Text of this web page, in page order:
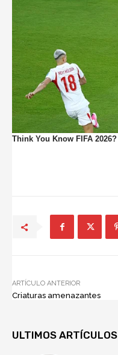
ARTÍCULO ANTERIOR
Criaturas amenazantes
ULTIMOS ARTÍCULOS